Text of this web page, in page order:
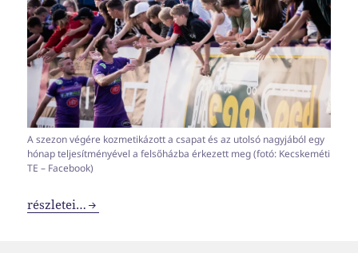
A szezon végére kozmetikázott a csapat és az utolsó nagyjából egy
hónap teljesítményével a felsőházba érkezett meg (fotó: Kecskeméti
TE – Facebook)
Szezonvégi statisztikák
részletei…